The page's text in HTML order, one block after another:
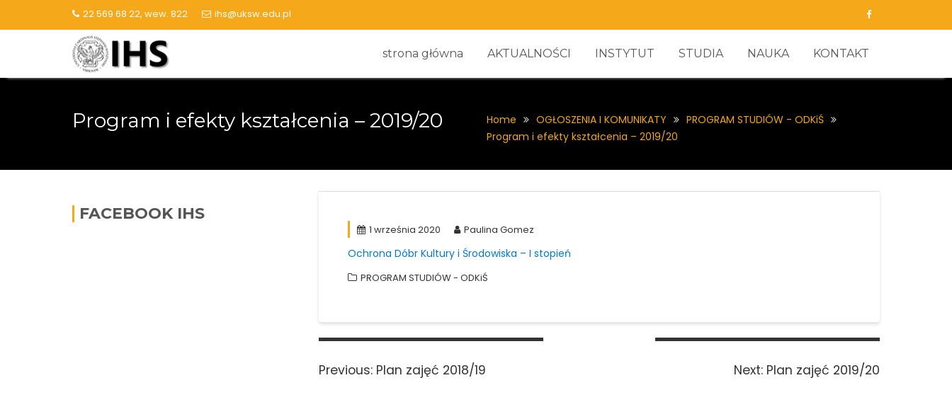
22 569 68 22, wew. 822 ihs@uksw.edu.pl
strona główna AKTUALNOŚCI INSTYTUT STUDIA NAUKA KONTAKT
Program i efekty kształcenia – 2019/20 Home OGŁOSZENIA I KOMUNIKATY
PROGRAM STUDIÓW - ODKiŚ
Program i efekty kształcenia – 2019/20
1 września 2020 Paulina Gomez
Ochrona Dóbr Kultury i Środowiska – I stopień
PROGRAM STUDIÓW - ODKiŚ
Nawigacja
Previous: Previous
Plan zajęć 2018/19 Next: Next
Plan zajęć 2019/20
FACEBOOK IHS